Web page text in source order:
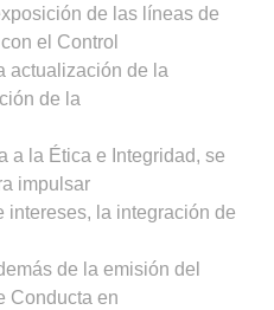
de las líneas de
el Control
actualización de la
de la
a la Ética e Integridad, se
impulsar
intereses, la integración de
de la emisión del
Conducta en